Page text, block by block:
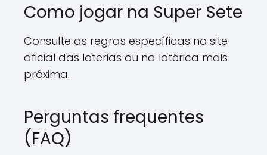
Como jogar na Super Sete
Consulte as regras específicas no site
oficial das loterias ou na lotérica mais
próxima.
Perguntas frequentes
(FAQ)